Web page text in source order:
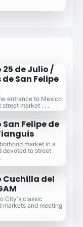
de Julio /
San Felipe
entrance to Mexico
market . . .
Felipe de
market in a
devoted to street
Cuchilla del
City's classic
markets and meeting